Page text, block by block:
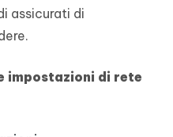
assicurati di
impostazioni di rete